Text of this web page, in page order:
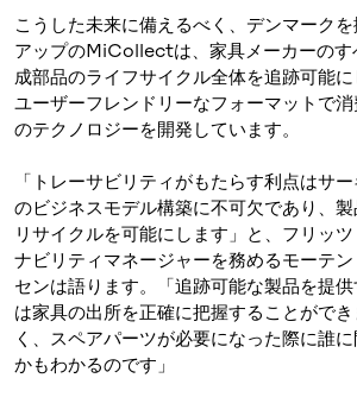
こうした未来に備えるべく、デンマーク
アップのMiCollectは、家具メーカーのす
成部品のライフサイクル全体を追跡可能
ユーザーフレンドリーなフォーマットで
のテクノロジーを開発しています。
「トレーサビリティがもたらす利点はサ
のビジネスモデル構築に不可欠であり、製
リサイクルを可能にします」と、フリッ
ナビリティマネージャーを務めるモーテ
センは語ります。「追跡可能な製品を提
は家具の出所を正確に把握することがで
く、スペアパーツが必要になった際に誰
かもわかるのです」